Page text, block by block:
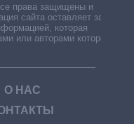
права защищены и
сайта оставляет за
которая
или авторами которой
О НАС